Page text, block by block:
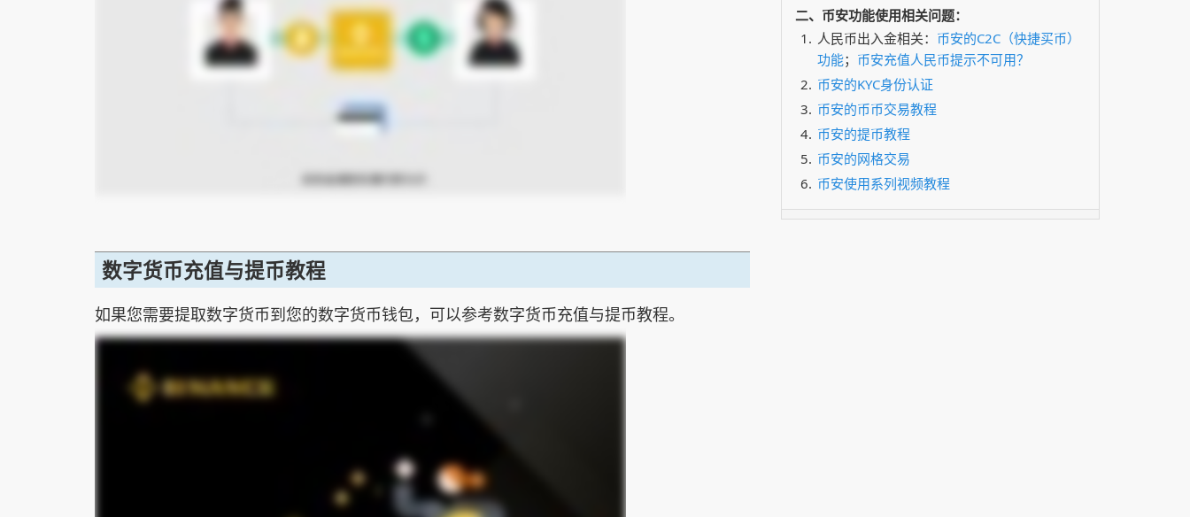
数字货币充值与提币教程
如果您需要提取数字货币到您的数字货币钱包，可以参考数字货币充值与提币教程。
二、币安功能使用相关问题：
人民币出入金相关： 币安的C2C（快捷买币）
功能； 币安充值人民币提示不可用？
币安的KYC身份认证
币安的币币交易教程
币安的提币教程
币安的网格交易
币安使用系列视频教程